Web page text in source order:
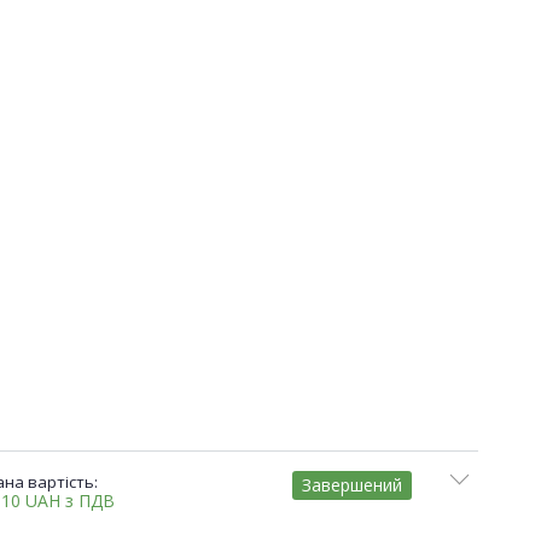
вартість:
UAH з ПДВ
Завершений